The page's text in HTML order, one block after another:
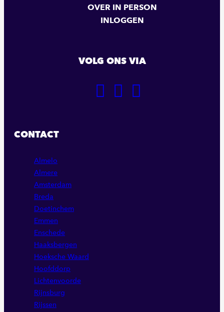
OVER IN PERSON
INLOGGEN
VOLG ONS VIA
CONTACT
Almelo
Almere
Amsterdam
Breda
Doetinchem
Emmen
Enschede
Haaksbergen
Hoeksche Waard
Hoofddorp
Lichtenvoorde
Rijnsburg
Rijssen